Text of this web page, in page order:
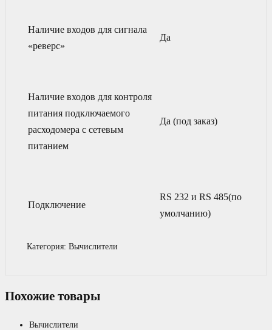
Наличие входов для сигнала
«реверс»
Да
Наличие входов для контроля
питания подключаемого
расходомера с сетевым
питанием
Да (под заказ)
Подключение
RS 232 и RS 485(по
умолчанию)
Категория: Вычислители
Похожие товары
Вычислители